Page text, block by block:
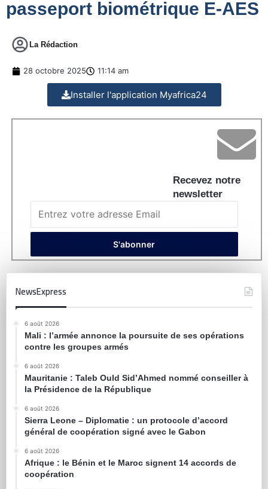
passeport biométrique E-AES
La Rédaction
28 octobre 2025 11:14 am
Installer l'application Myafrica24
Recevez notre
newsletter
NewsExpress
6 août 2026
Mali : l’armée annonce la poursuite de ses opérations
contre les groupes armés
6 août 2026
Mauritanie : Taleb Ould Sid’Ahmed nommé conseiller à
la Présidence de la République
6 août 2026
Sierra Leone – Diplomatie : un protocole d’accord
général de coopération signé avec le Gabon
6 août 2026
Afrique : le Bénin et le Maroc signent 14 accords de
coopération